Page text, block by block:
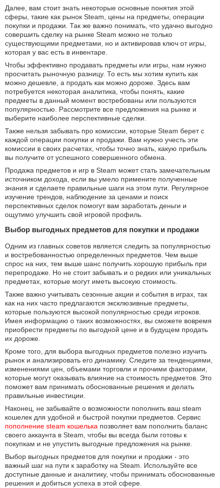
Далее, вам стоит знать некоторые основные понятия этой
сферы, такие как рынок Steam, цены на предметы, операции
покупки и продажи. Так же важно понимать, что удачно выгодно
совершить сделку на рынке Steam можно не только
существующими предметами, но и активировав ключ от игры,
которая у вас есть в инвентаре.
Чтобы эффективно продавать предметы или игры, нам нужно
просчитать рыночную разницу. То есть мы хотим купить как
можно дешевле, а продать как можно дороже. Здесь вам
потребуется некоторая аналитика, чтобы понять, какие
предметы в данный момент востребованы или пользуются
популярностью. Рассмотрите все предложения на рынке и
выберите наиболее перспективные сделки.
Также нельзя забывать про комиссии, которые Steam берет с
каждой операции покупки и продажи. Вам нужно учесть эти
комиссии в своих расчетах, чтобы точно знать, какую прибыль
вы получите от успешного совершенного обмена.
Продажа предметов и игр в Steam может стать замечательным
источником дохода, если вы умело примените полученные
знания и сделаете правильные шаги на этом пути. Регулярное
изучение трендов, наблюдение за ценами и поиск
перспективных сделок помогут вам заработать деньги и
ощутимо улучшить свой игровой профиль.
Выбор выгодных предметов для покупки и продажи
Одним из главных советов является следить за популярностью
и востребованностью определенных предметов. Чем выше
спрос на них, тем выше шанс получить хорошую прибыль при
перепродаже. Но не стоит забывать и о редких или уникальных
предметах, которые могут иметь высокую стоимость.
Также важно учитывать сезонные акции и события в играх, так
как на них часто предлагаются эксклюзивные предметы,
которые пользуются высокой популярностью среди игроков.
Имея информацию о таких возможностях, вы сможете вовремя
приобрести предметы по выгодной цене и в будущем продать
их дороже.
Кроме того, для выбора выгодных предметов полезно изучить
рынок и анализировать его динамику. Следите за тенденциями,
изменениями цен, объемами торговли и прочими факторами,
которые могут оказывать влияние на стоимость предметов. Это
поможет вам принимать обоснованные решения и делать
правильные инвестиции.
Наконец, не забывайте о возможности пополнить ваш steam
кошелек для удобной и быстрой покупки предметов. Сервис
пополнение steam кошелька позволяет вам пополнить баланс
своего аккаунта в Steam, чтобы вы всегда были готовы к
покупкам и не упустить выгодные предложения на рынке.
Выбор выгодных предметов для покупки и продажи - это
важный шаг на пути к заработку на Steam. Используйте все
доступные данные и аналитику, чтобы принимать обоснованные
решения и добиться успеха в этой сфере.